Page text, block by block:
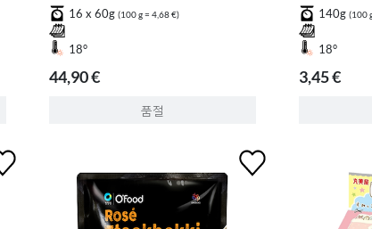
16 x 60g (100 g = 4,68 €)
18°
44,90 €
품절
140g (100
18°
3,45 €